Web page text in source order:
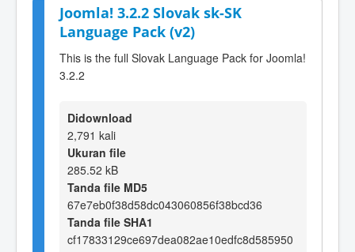
Joomla! 3.2.2 Slovak sk-SK
Language Pack (v2)
This is the full Slovak Language Pack for Joomla!
3.2.2
Didownload
2,791 kali
Ukuran file
285.52 kB
Tanda file MD5
67e7eb0f38d58dc043060856f38bcd36
Tanda file SHA1
cf17833129ce697dea082ae10edfc8d585950